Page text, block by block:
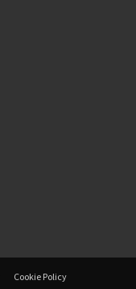
Cookie Policy